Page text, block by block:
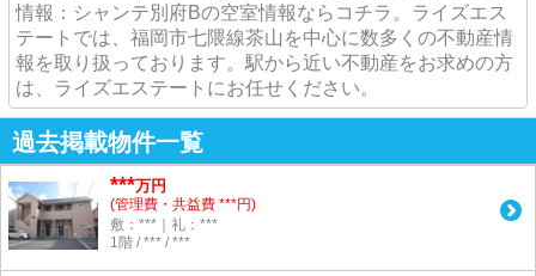
情報：シャンテ別府Bの空室情報ならコチラ。ライズエス
テートでは、福岡市七隈線茶山を中心に数多くの不動産情
報を取り扱っております。駅から近い不動産をお求めの方
は、ライズエステートにお任せください。
過去掲載物件一覧
***万円
(管理費・共益費 ***円)
敷：***｜礼：***
1階 / *** / ***